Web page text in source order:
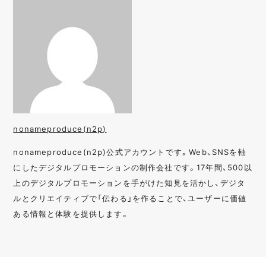
nonameproduce(n2p)
nonameproduce(n2p)公式アカウントです。Web、SNSを軸
にしたデジタルプロモーションの制作会社です。17年間、500以
上のデジタルプロモーションを手がけた知見を活かし、デジタ
ルとクリエイティブで「伝わる」を作ることで、ユーザーに価値
ある情報と体験を提供します。